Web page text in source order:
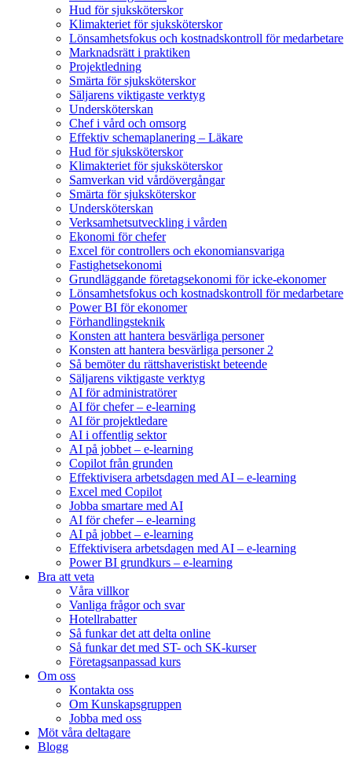
Hud för sjuksköterskor
Klimakteriet för sjuksköterskor
Lönsamhetsfokus och kostnadskontroll för medarbetare
Marknadsrätt i praktiken
Projektledning
Smärta för sjuksköterskor
Säljarens viktigaste verktyg
Undersköterskan
Chef i vård och omsorg
Effektiv schemaplanering – Läkare
Hud för sjuksköterskor
Klimakteriet för sjuksköterskor
Samverkan vid vårdövergångar
Smärta för sjuksköterskor
Undersköterskan
Verksamhetsutveckling i vården
Ekonomi för chefer
Excel för controllers och ekonomiansvariga
Fastighetsekonomi
Grundläggande företagsekonomi för icke-ekonomer
Lönsamhetsfokus och kostnadskontroll för medarbetare
Power BI för ekonomer
Förhandlingsteknik
Konsten att hantera besvärliga personer
Konsten att hantera besvärliga personer 2
Så bemöter du rättshaveristiskt beteende
Säljarens viktigaste verktyg
AI för administratörer
AI för chefer – e-learning
AI för projektledare
AI i offentlig sektor
AI på jobbet – e-learning
Copilot från grunden
Effektivisera arbetsdagen med AI – e-learning
Excel med Copilot
Jobba smartare med AI
AI för chefer – e-learning
AI på jobbet – e-learning
Effektivisera arbetsdagen med AI – e-learning
Power BI grundkurs – e-learning
Bra att veta
Våra villkor
Vanliga frågor och svar
Hotellrabatter
Så funkar det att delta online
Så funkar det med ST- och SK-kurser
Företagsanpassad kurs
Om oss
Kontakta oss
Om Kunskapsgruppen
Jobba med oss
Möt våra deltagare
Blogg